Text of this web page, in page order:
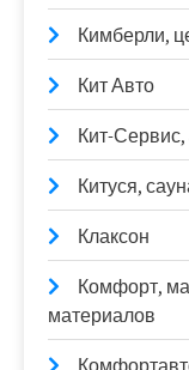
Кимберли,
Кит Авто
Кит-
Китуся,
Клаксон
Комфорт,
материалов